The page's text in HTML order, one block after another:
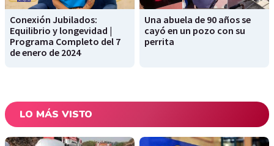
Conexión Jubilados:
Equilibrio y longevidad |
Programa Completo del 7
de enero de 2024
Una abuela de 90 años se
cayó en un pozo con su
perrita
LO MÁS VISTO